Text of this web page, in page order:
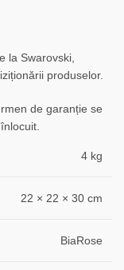
la Swarovski,
produselor.
de garanție se
4 kg
22 × 22 × 30 cm
BiaRose